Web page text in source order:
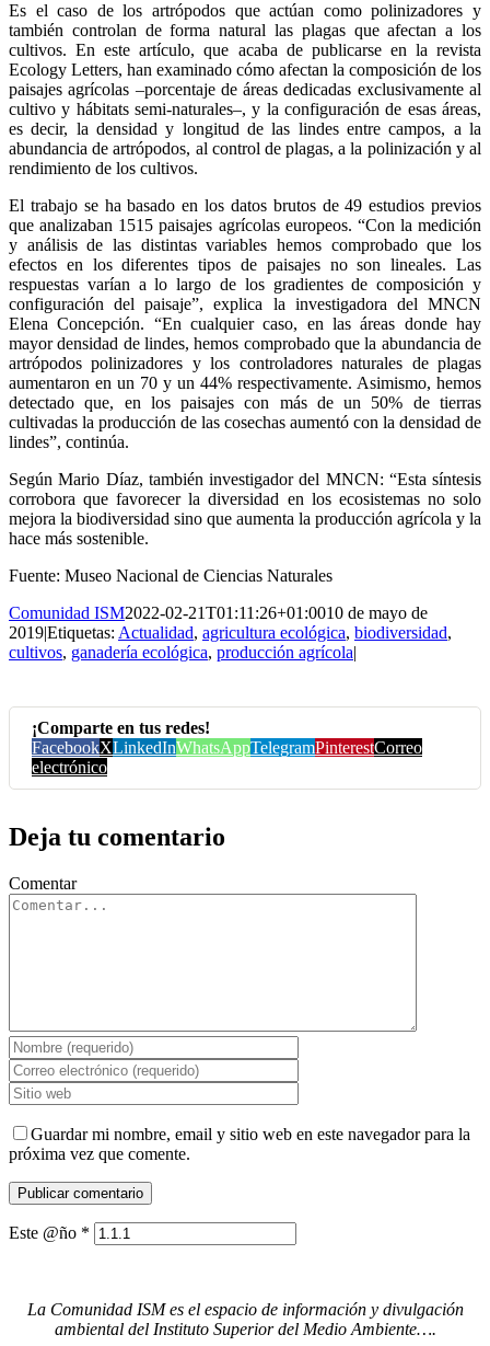
Es el caso de los artrópodos que actúan como polinizadores y
también controlan de forma natural las plagas que afectan a los
cultivos. En este artículo, que acaba de publicarse en la revista
Ecology Letters, han examinado cómo afectan la composición de los
paisajes agrícolas –porcentaje de áreas dedicadas exclusivamente al
cultivo y hábitats semi-naturales–, y la configuración de esas áreas,
es decir, la densidad y longitud de las lindes entre campos, a la
abundancia de artrópodos, al control de plagas, a la polinización y al
rendimiento de los cultivos.
El trabajo se ha basado en los datos brutos de 49 estudios previos
que analizaban 1515 paisajes agrícolas europeos. “Con la medición
y análisis de las distintas variables hemos comprobado que los
efectos en los diferentes tipos de paisajes no son lineales. Las
respuestas varían a lo largo de los gradientes de composición y
configuración del paisaje”, explica la investigadora del MNCN
Elena Concepción. “En cualquier caso, en las áreas donde hay
mayor densidad de lindes, hemos comprobado que la abundancia de
artrópodos polinizadores y los controladores naturales de plagas
aumentaron en un 70 y un 44% respectivamente. Asimismo, hemos
detectado que, en los paisajes con más de un 50% de tierras
cultivadas la producción de las cosechas aumentó con la densidad de
lindes”, continúa.
Según Mario Díaz, también investigador del MNCN: “Esta síntesis
corrobora que favorecer la diversidad en los ecosistemas no solo
mejora la biodiversidad sino que aumenta la producción agrícola y la
hace más sostenible.
Fuente: Museo Nacional de Ciencias Naturales
Comunidad ISM2022-02-21T01:11:26+01:0010 de mayo de
2019|Etiquetas: Actualidad, agricultura ecológica, biodiversidad,
cultivos, ganadería ecológica, producción agrícola|
¡Comparte en tus redes!
FacebookXLinkedInWhatsAppTelegramPinterestCorreo
electrónico
Deja tu comentario
Comentar
Guardar mi nombre, email y sitio web en este navegador para la
próxima vez que comente.
Este @ño *
La Comunidad ISM es el espacio de información y divulgación
ambiental del Instituto Superior del Medio Ambiente….